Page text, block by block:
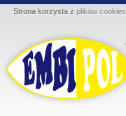
Strona korzysta z plików cookies